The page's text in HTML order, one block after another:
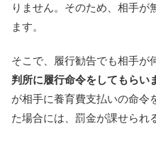
りません。そのため、相手が
ます。
そこで、履行勧告でも相手が
判所に履行命令をしてもらい
が相手に養育費支払いの命令
た場合には、罰金が課せられ